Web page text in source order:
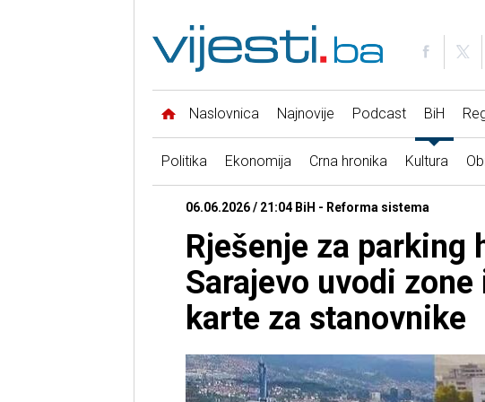
Naslovnica Najnovije Podcast BiH
Politika Ekonomija Crna hronika Kultura
06.06.2026 / 21:04 BiH - Reforma sistema
Rješenje za parking
Sarajevo uvodi
karte za stanovnike